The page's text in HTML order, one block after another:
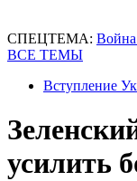
СПЕЦТЕМА:
ВСЕ ТЕМЫ
Вступление
усилить